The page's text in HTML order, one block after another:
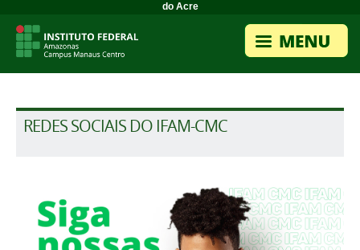
do Acre
REDES SOCIAIS DO IFAM-CMC